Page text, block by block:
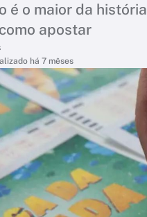
é o maior da
apostar
há 7 mêses